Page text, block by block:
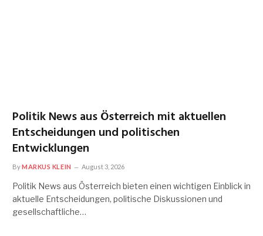
Politik News aus Österreich mit aktuellen
Entscheidungen und politischen
Entwicklungen
ByMARKUS KLEIN August 3, 2026
Politik News aus Österreich bieten einen wichtigen Einblick in
aktuelle Entscheidungen, politische Diskussionen und
gesellschaftliche…